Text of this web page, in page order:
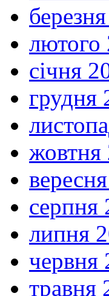
лютого
січня
грудня
жовтня
серпня
липня
червня
травня